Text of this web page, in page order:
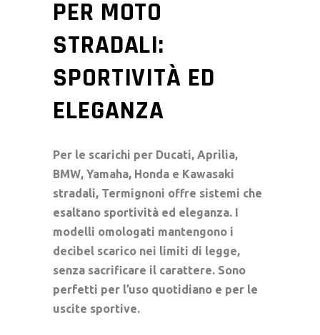
PER MOTO
STRADALI:
SPORTIVITÀ ED
ELEGANZA
Per le scarichi per Ducati, Aprilia,
BMW, Yamaha, Honda e Kawasaki
stradali, Termignoni offre sistemi che
esaltano sportività ed eleganza. I
modelli omologati mantengono i
decibel scarico nei limiti di legge,
senza sacrificare il carattere. Sono
perfetti per l’uso quotidiano e per le
uscite sportive.